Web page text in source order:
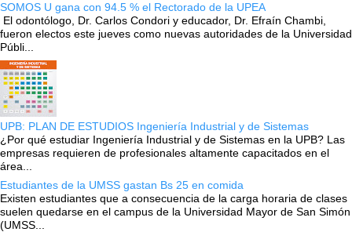
SOMOS U gana con 94.5 % el Rectorado de la UPEA
El odontólogo, Dr. Carlos Condori y educador, Dr. Efraín Chambi,
fueron electos este jueves como nuevas autoridades de la Universidad
Públi...
UPB: PLAN DE ESTUDIOS Ingeniería Industrial y de Sistemas
¿Por qué estudiar Ingeniería Industrial y de Sistemas en la UPB? Las
empresas requieren de profesionales altamente capacitados en el
área...
Estudiantes de la UMSS gastan Bs 25 en comida
Existen estudiantes que a consecuencia de la carga horaria de clases
suelen quedarse en el campus de la Universidad Mayor de San Simón
(UMSS...